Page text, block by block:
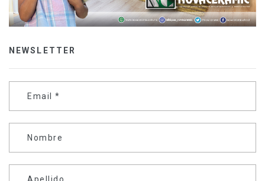
NEWSLETTER
Email *
Nombre